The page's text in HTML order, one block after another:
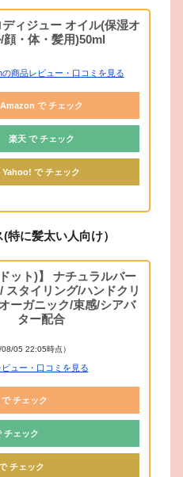
ィジュー オイル(保湿オ
顔・体・髪用)50ml
の商品レビュー・口コミを見る
Amazon で チェック
楽天 で チェック
Yahoo! で チェック
に髪太い人向け）
ット)】 ナチュラルバー
スタイリング/ハンドクリ
ーガニック/束感/シアバ
ター配合
05 22:05時点）
ュー・口コミを見る
チェック
チェック
チェック